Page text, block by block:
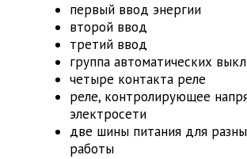
первый ввод энергии
второй ввод
третий ввод
группа автоматических
четыре контакта реле
реле, контролирующее
электросети
две шины питания для
работы